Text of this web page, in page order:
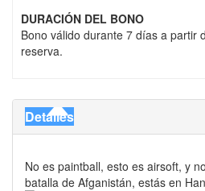
Detalles
No es paintball, esto es airsoft, y
batalla de Afganistán, estás en
DURACIÓN DEL BONO
Bono válido durante 7 días a partir
reserva.